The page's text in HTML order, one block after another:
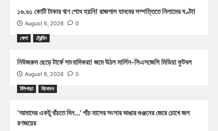
১৬.৬১ কোটি টাকার ঋণ শোধ হয়নি! রাজপাল যাদবের সম্পত্তিতে নিলামের ঘণ্টা!
August 6, 2026 0
খেলা ট্রেন্ডিং
নিউজরুম ছেড়ে টার্ফে সাংবাদিকরা! জমে উঠল মার্লিন-সিএসজেসি মিডিয়া ফুটবল
August 6, 2026 0
টলিপাড়া বিনোদন
‘আমাদের একটু বাঁচতে দিন…’ পাঁচ মাসের সংসার ভাঙার গুঞ্জনের জেরে চোখে জল
রণজয়ের